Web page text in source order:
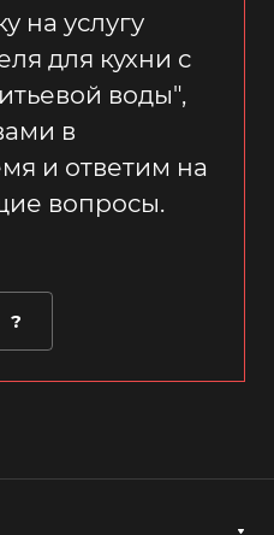
на услугу
для кухни с
воды",
в
и ответим на
вопросы.
?